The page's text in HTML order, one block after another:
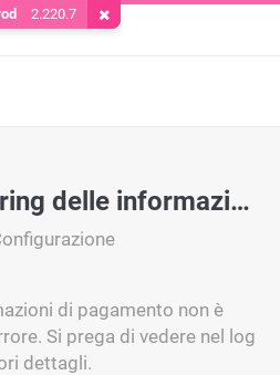
Errore nel rendering delle informazioni di pagamento
di pagamento non è
Si prega di vedere nel log
dettagli.
2.220.7 Rimuovere il cookie